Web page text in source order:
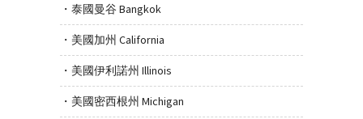
・泰國曼谷 Bangkok
・美國加州 California
・美國伊利諾州 Illinois
・美國密西根州 Michigan